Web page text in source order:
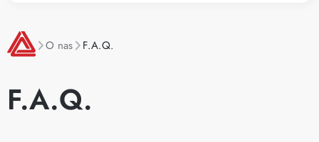
O nas F.A.Q.
F.A.Q.